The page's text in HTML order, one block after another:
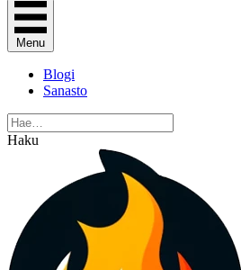
Menu
Blogi
Sanasto
Haku